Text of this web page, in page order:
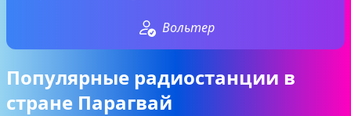
Вольтер
Популярные радиостанции в
стране Парагвай